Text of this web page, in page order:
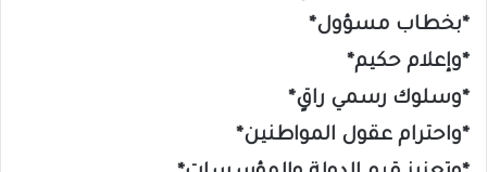
*بخطاب مسؤول*
*وإعلام حكيم*
*وسلوك رسمي راقٍ*
*واحترام عقول المواطنين*